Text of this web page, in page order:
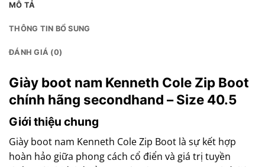
MÔ TẢ
THÔNG TIN BỔ SUNG
ĐÁNH GIÁ (0)
Giày boot nam Kenneth Cole Zip Boot
chính hãng secondhand – Size 40.5
Giới thiệu chung
Giày boot nam Kenneth Cole Zip Boot là sự kết hợp
hoàn hảo giữa phong cách cổ điển và giá trị tuyền